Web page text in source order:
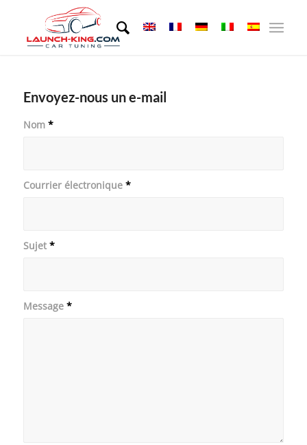
Envoyez-nous un e-mail
Nom *
Courrier électronique *
Sujet *
Message *